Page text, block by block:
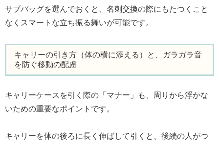
サブバッグを選んでおくと、名刺交換の際にもたつくこと
なくスマートな立ち振る舞いが可能です。
キャリーの引き方（体の横に添える）と、ガラガラ音
を防ぐ移動の配慮
キャリーケースを引く際の「マナー」も、周りから浮かな
いための重要なポイントです。
キャリーを体の後ろに長く伸ばして引くと、後続の人がつ